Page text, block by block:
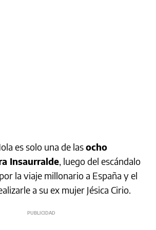
es solo una de lasocho
Insaurralde, luego del escándalo
la viaje millonario a España y el
a su ex mujer Jésica Cirio.